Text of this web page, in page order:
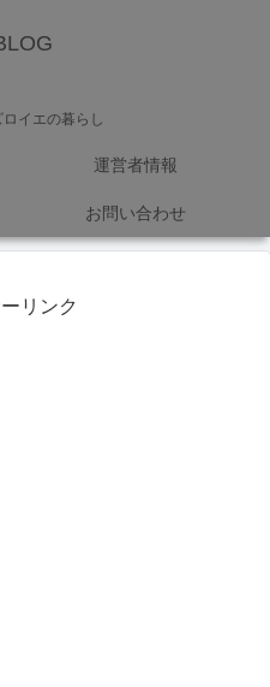
イエの暮らし
運営者情報
お問い合わせ
リンク